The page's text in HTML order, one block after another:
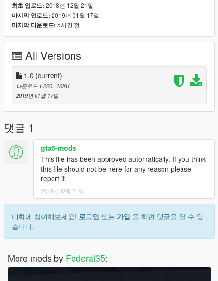
if you have a problem: https://discord.gg/6A4enf
최초 업로드: 2018년 12월 21일
마지막 업로드: 2019년 01월 17일
마지막 다운로드: 5시간 전
All Versions
1.0 (current)
다운로드 1,220
, 16KB
2019년 01월 17일
댓글 1
gta5-mods
This file has been approved automatically. If you think
this file should not be here for any reason please
report it.
2018년 12월 21일
대화에 참여해보세요! 로그인 또는 가입 을 하면 댓글을 달 수 있
습니다.
More mods by Federal35: